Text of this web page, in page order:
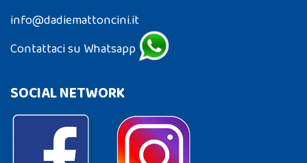
info@dadiemattoncini.it
Contattaci su Whatsapp
SOCIAL NETWORK